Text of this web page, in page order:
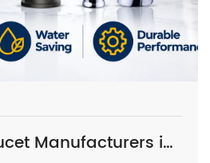
Top Sensor Faucet Manufacturers in China (2026 Update)